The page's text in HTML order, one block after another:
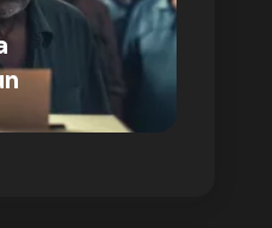
on 03/10/2024